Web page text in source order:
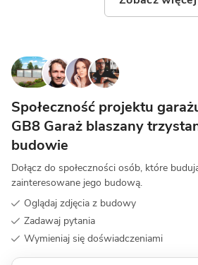
Społeczność projektu
GB8 Garaż blaszany
budowie
Dołącz do społeczności osób, które
zainteresowane jego budową.
Oglądaj zdjęcia z budowy
Zadawaj pytania
Wymieniaj się doświadczeniami